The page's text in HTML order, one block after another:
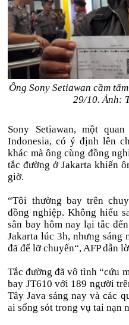
Ông Sony Setiawan cầm
29/10. Ảnh:
Sony Setiawan, một
Indonesia, có ý định lên
khác mà ông cùng đồng
tắc đường ở Jakarta khiến
giờ.
“Tôi thường bay trên
đồng nghiệp. Không hiểu
sân bay hôm nay lại tắc
Jakarta lúc 3h, nhưng
đã để lỡ chuyến“, AFP dẫn
Tắc đường đã vô tình “cứu
bay JT610 với 189 người
Tây Java sáng nay và các
ai sống sót trong vụ tai nạn